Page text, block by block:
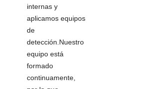
internas y
aplicamos equipos
de
detección.Nuestro
equipo está
formado
continuamente,